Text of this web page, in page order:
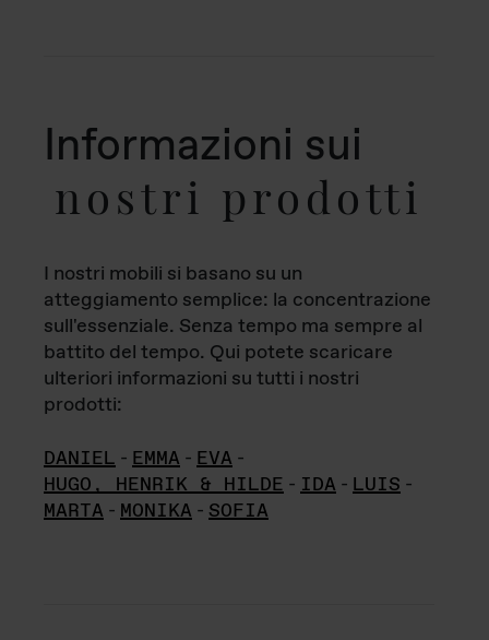
Informazioni sui
nostri prodotti
I nostri mobili si basano su un
atteggiamento semplice: la concentrazione
sull'essenziale. Senza tempo ma sempre al
battito del tempo. Qui potete scaricare
ulteriori informazioni su tutti i nostri
prodotti:
DANIEL - EMMA - EVA -
HUGO, HENRIK & HILDE - IDA - LUIS -
MARTA - MONIKA - SOFIA